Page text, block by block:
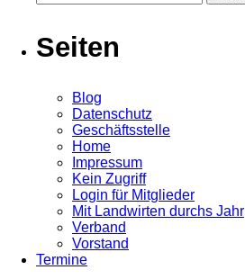
nach:
Seiten
Blog
Datenschutz
Geschäftsstelle
Home
Impressum
Kein Zugriff
Login für Mitglieder
Mit Landwirten durchs Jahr
Verband
Vorstand
Termine